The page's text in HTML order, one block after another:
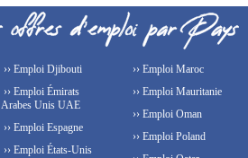
›› Emploi Djibouti
›› Emploi Émirats
Arabes Unis UAE
›› Emploi Espagne
›› Emploi États-Unis
›› Emploi Maroc
›› Emploi Mauritanie
›› Emploi Oman
›› Emploi Poland